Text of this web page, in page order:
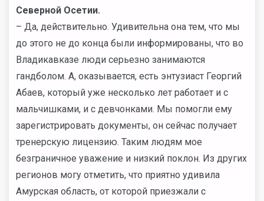
Северной Осетии.
– Да, действительно. Удивительна она тем, что мы
до этого не до конца были информированы, что во
Владикавказе люди серьезно занимаются
гандболом. А, оказывается, есть энтузиаст Георгий
Абаев, который уже несколько лет работает и с
мальчишками, и с девчонками. Мы помогли ему
зарегистрировать документы, он сейчас получает
тренерскую лицензию. Таким людям мое
безграничное уважение и низкий поклон. Из других
регионов могу отметить, что приятно удивила
Амурская область, от которой приезжали с